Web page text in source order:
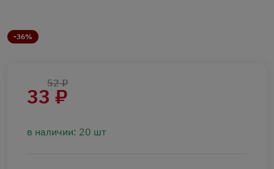
-36%
33 ₽
52 ₽
в наличии: 20 шт